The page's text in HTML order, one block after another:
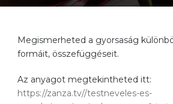
Megismerheted a gyorsaság
formáit, összefüggéseit.
Az anyagot megtekintheted itt:
https://zanza.tv//testneveles-es-